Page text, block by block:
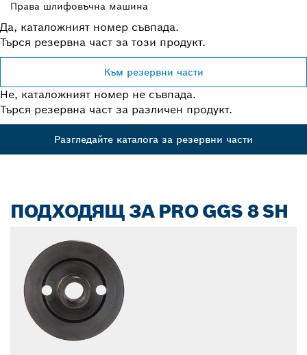
Права шлифовъчна машина
Да, каталожният номер съвпада.
Търся резервна част за този продукт.
Към резервни части
Не, каталожният номер не съвпада.
Търся резервна част за различен продукт.
Разгледайте каталога за резервни части
ПОДХОДЯЩ ЗА PRO GGS 8 SH